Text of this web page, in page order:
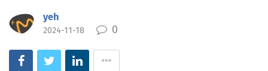
yeh
2024-11-18 0